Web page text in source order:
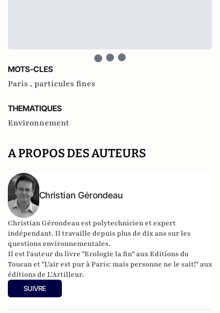
MOTS-CLES
Paris , particules fines
THEMATIQUES
Environnement
A PROPOS DES AUTEURS
Christian Gérondeau
Christian Gérondeau est polytechnicien et expert
indépendant. Il travaille depuis plus de dix ans sur les
questions environnementales.
Il est l'auteur du livre "Ecologie la fin" aux Editions du
Toucan et "L'air est pur à Paris: mais personne ne le sait!" aux
éditions de L'Artilleur.
SUIVRE